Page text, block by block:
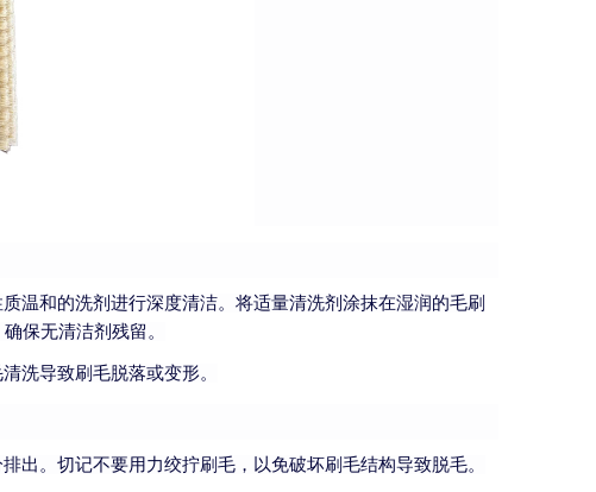
温和的洗剂进行深度清洁。将适量清洗剂涂抹在湿润的毛刷
保无清洁剂残留。
洗导致刷毛脱落或变形。
出。切记不要用力绞拧刷毛，以免破坏刷毛结构导致脱毛。